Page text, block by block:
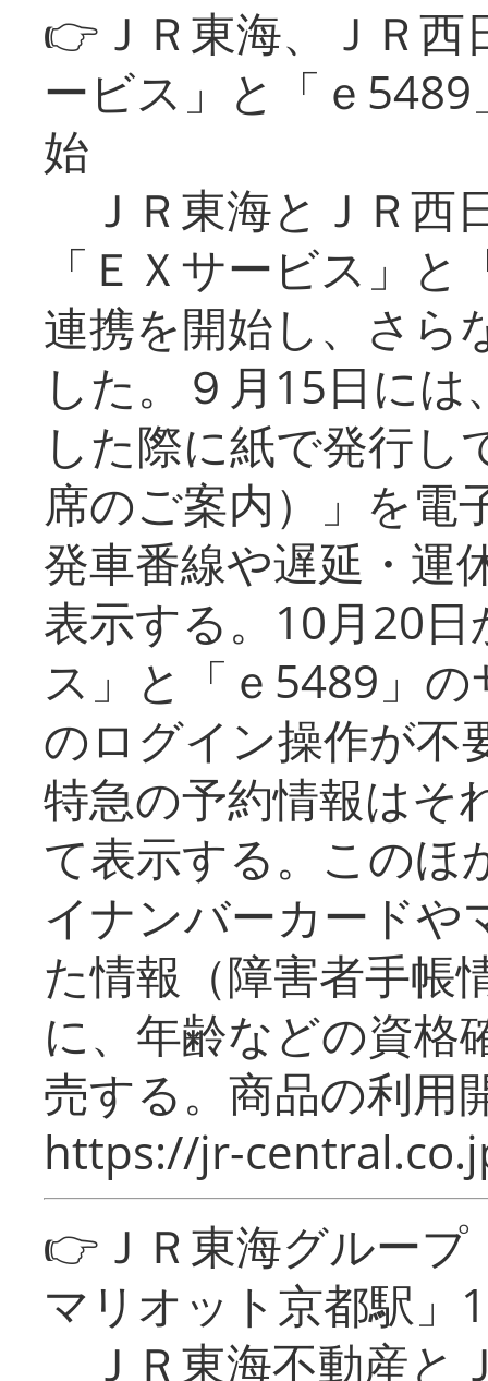
👉ＪＲ東海、ＪＲ
ービス」と「ｅ
始
ＪＲ東海とＪＲ西
「ＥＸサービス」
連携を開始し、さら
した。９月15日に
した際に紙で発行し
席のご案内）」を電
発車番線や遅延・運
表示する。10月20
ス」と「ｅ5489」
のログイン操作が不
特急の予約情報はそ
て表示する。このほ
イナンバーカードや
た情報（障害者手帳
に、年齢などの資格
売する。商品の利用
https://jr-
👉ＪＲ東海グルー
マリオット京都駅」
ＪＲ東海不動産と